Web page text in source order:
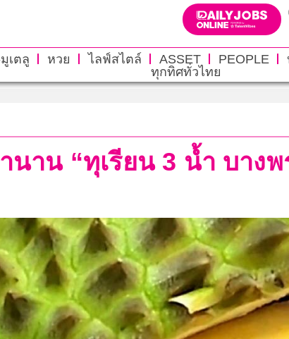
เตลู หวย ไลฟ์สไตล์ ASSET PEOPLE
ทุกทิศทั่วไทย
นาน “ทุเรียน 3 น้ำ บาง